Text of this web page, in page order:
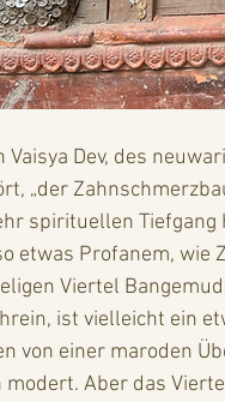
Vaisya Dev, des
„der
spirituellen Tiefgang
etwas Profanem, wie
Viertel
ist vielleicht ein
von einer maroden
modert. Aber das